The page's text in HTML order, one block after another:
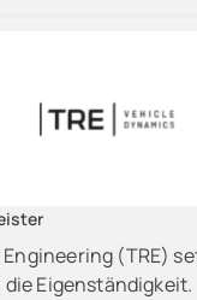
Engineering (TRE)
die Eigenständigkeit.